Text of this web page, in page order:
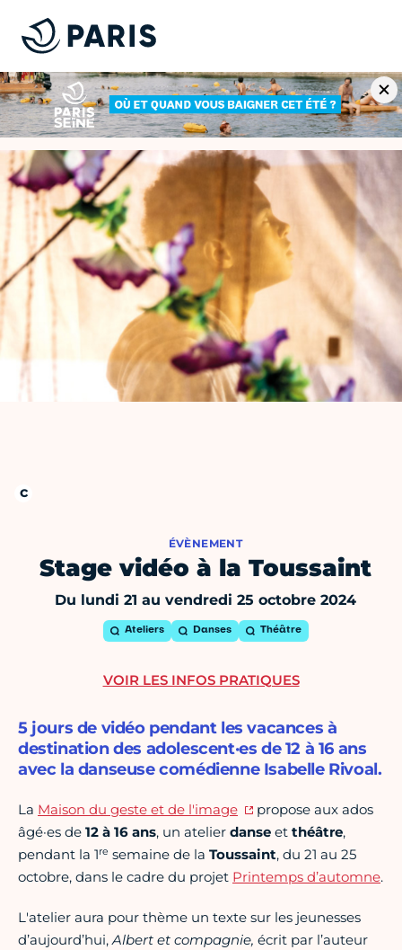
ÉVÈNEMENT
Stage vidéo à la Toussaint
Du lundi 21 au vendredi 25 octobre 2024
Ateliers Danses Théâtre
5 jours de vidéo pendant les vacances à
destination des adolescent·es de 12 à 16 ans
avec la danseuse comédienne Isabelle Rivoal.
La Maison du geste et de l'image
propose aux ados
âgé·es de 12 à 16 ans, un atelier danse et théâtre,
pendant la 1re semaine de la Toussaint, du 21 au 25
octobre, dans le cadre du projet Printemps d’automne.
L'atelier aura pour thème un texte sur les jeunesses
d’aujourd’hui,Albert et compagnie, écrit par l’auteur
VOIR LES INFOS PRATIQUES